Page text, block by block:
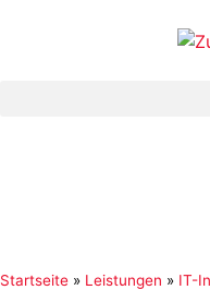
Startseite » Leistungen » IT-